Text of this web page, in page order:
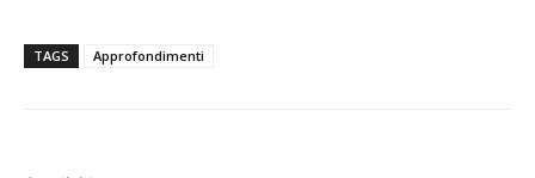
TAGS Approfondimenti